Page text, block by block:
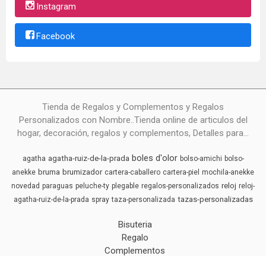
Instagram
Facebook
Tienda de Regalos y Complementos y Regalos
Personalizados con Nombre..Tienda online de articulos del
hogar, decoración, regalos y complementos, Detalles para...
agatha agatha-ruiz-de-la-prada boles d'olor bolso-amichi bolso-
anekke bruma brumizador cartera-caballero cartera-piel mochila-anekke
novedad paraguas peluche-ty plegable regalos-personalizados reloj reloj-
agatha-ruiz-de-la-prada spray taza-personalizada tazas-personalizadas
Bisuteria
Regalo
Complementos